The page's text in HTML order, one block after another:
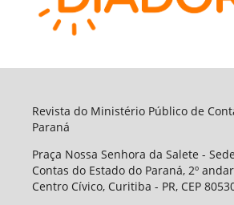
Revista do Ministério Público de
Paraná
Praça Nossa Senhora da Salete -
Contas do Estado do Paraná, 2º
Centro Cívico, Curitiba - PR, CEP